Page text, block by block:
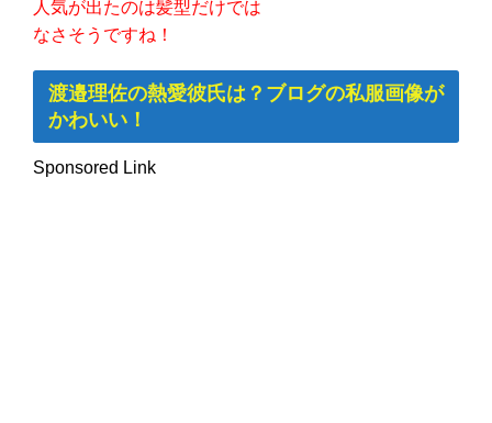
人気が出たのは髪型だけでは
なさそうですね！
渡邉理佐の熱愛彼氏は？ブログの私服画像が
かわいい！
Sponsored Link